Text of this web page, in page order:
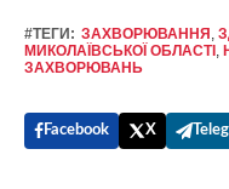
#ТЕГИ: ЗАХВОРЮВАННЯ
МИКОЛАЇВСЬКОЇ ОБЛАСТІ,
ЗАХВОРЮВАНЬ
Facebook X